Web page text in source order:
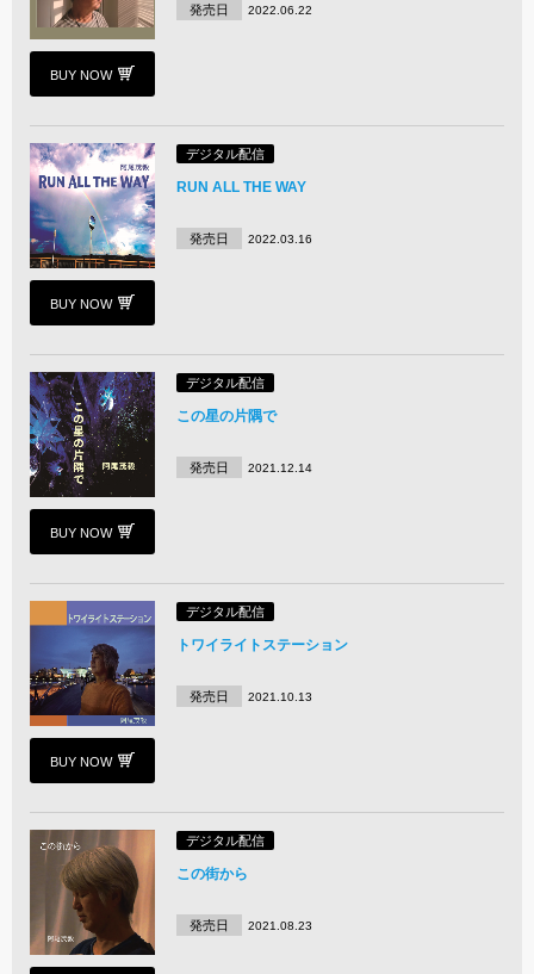
BUY NOW
発売日 2022.06.22
BUY NOW
デジタル配信
RUN ALL THE WAY
発売日 2022.03.16
BUY NOW
デジタル配信
この星の片隅で
発売日 2021.12.14
BUY NOW
デジタル配信
トワイライトステーション
発売日 2021.10.13
デジタル配信
この街から
発売日 2021.08.23